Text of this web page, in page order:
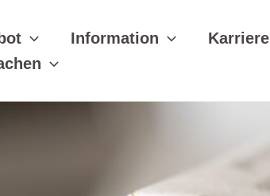
Information
Karriere